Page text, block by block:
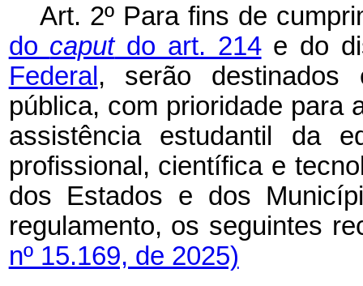
Art. 2º Para fins de
do caputdo art. 214e do
Federal , serão destinados
pública, com prioridade para
assistência estudantil da
profissional, científica e
dos Estados e dos
regulamento, os
nº 15.169, de 2025)